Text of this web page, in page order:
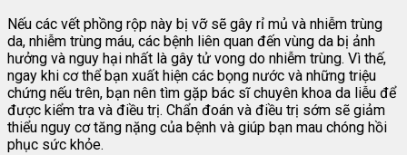
Nếu các vết phồng rộp này bị vỡ sẽ gây rỉ mủ và nhiễm trùng
da, nhiễm trùng máu, các bệnh liên quan đến vùng da bị ảnh
hưởng và nguy hại nhất là gây tử vong do nhiễm trùng. Vì thế,
ngay khi cơ thể bạn xuất hiện các bọng nước và những triệu
chứng nếu trên, bạn nên tìm gặp bác sĩ chuyên khoa da liễu để
được kiểm tra và điều trị. Chẩn đoán và điều trị sớm sẽ giảm
thiểu nguy cơ tăng nặng của bệnh và giúp bạn mau chóng hồi
phục sức khỏe.